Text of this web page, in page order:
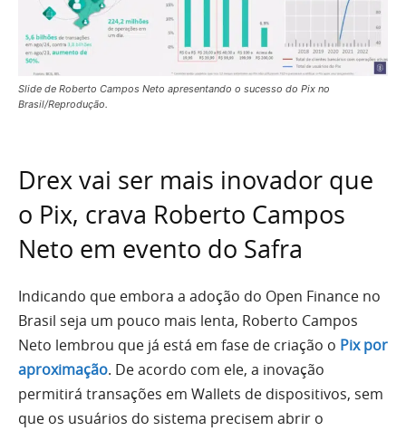
Slide de Roberto Campos Neto apresentando o sucesso do Pix no
Brasil/Reprodução.
Drex vai ser mais inovador que
o Pix, crava Roberto Campos
Neto em evento do Safra
Indicando que embora a adoção do Open Finance no
Brasil seja um pouco mais lenta, Roberto Campos
Neto lembrou que já está em fase de criação o Pix por
aproximação. De acordo com ele, a inovação
permitirá transações em Wallets de dispositivos, sem
que os usuários do sistema precisem abrir o